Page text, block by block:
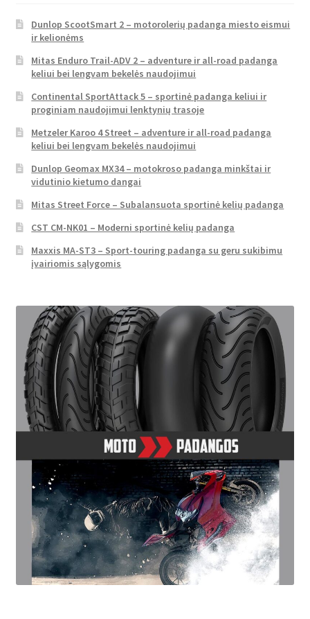
Dunlop ScootSmart 2 – motorolerių padanga miesto eismui
ir kelionėms
Mitas Enduro Trail-ADV 2 – adventure ir all-road padanga
keliui bei lengvam bekelės naudojimui
Continental SportAttack 5 – sportinė padanga keliui ir
proginiam naudojimui lenktynių trasoje
Metzeler Karoo 4 Street – adventure ir all-road padanga
keliui bei lengvam bekelės naudojimui
Dunlop Geomax MX34 – motokroso padanga minkštai ir
vidutinio kietumo dangai
Mitas Street Force – Subalansuota sportinė kelių padanga
CST CM-NK01 – Moderni sportinė kelių padanga
Maxxis MA-ST3 – Sport-touring padanga su geru sukibimu
įvairiomis sąlygomis